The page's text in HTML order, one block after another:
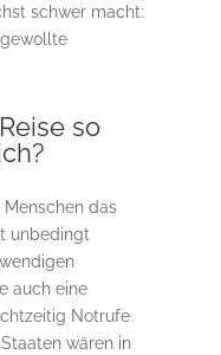
schwer macht:
so
das
unbedingt
auch eine
Notrufe
wären in